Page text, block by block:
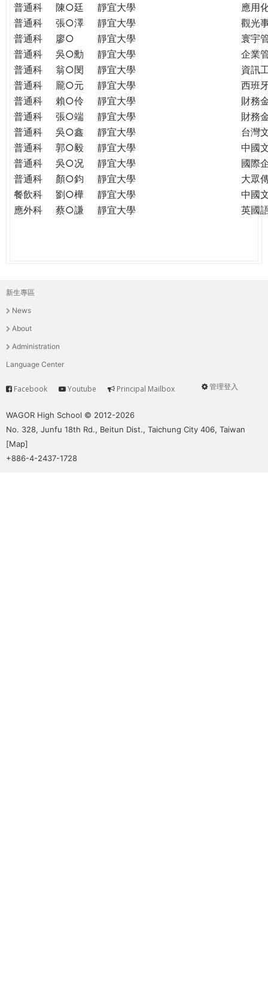
普通科
陳○廷 靜宜大學
應用
普通科
張○澤 靜宜大學
觀光
普通科
廖○ 靜宜大學
寰宇
普通科
吳○勳 靜宜大學
企業
普通科
翁○閔 靜宜大學
資訊
普通科
龎○元 靜宜大學
西班
普通科
賴○伶 靜宜大學
財務
普通科
張○端 靜宜大學
財務
普通科
吳○鑫 靜宜大學
台灣
普通科
郭○毅 靜宜大學
中國
普通科
吳○况 靜宜大學
國際
普通科
顏○鈞 靜宜大學
大眾
餐飲科
劉○樺 靜宜大學
中國
應外科
蔡○謙 靜宜大學 英國
主
選
單
新生專區
News
About
Administration
Language Center
User
管理登入
Service
Facebook Youtube Principal Mailbox
WAGOR High School © 2012-2026
No. 328, Junfu 18th Rd., Beitun Dist., Taichung City 406, Taiwan
[Map]
+886-4-2437-1728